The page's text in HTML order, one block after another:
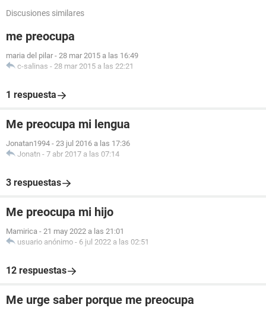
Discusiones similares
me preocupa
maria del pilar - 28 mar 2015 a las 16:49
c-salinas - 28 mar 2015 a las 22:21
1 respuesta
Me preocupa mi lengua
Jonatan1994 - 23 jul 2016 a las 17:36
Jonatn - 7 abr 2017 a las 07:14
3 respuestas
Me preocupa mi hijo
Mamirica - 21 may 2022 a las 21:01
usuario anónimo - 6 jul 2022 a las 02:51
12 respuestas
Me urge saber porque me preocupa